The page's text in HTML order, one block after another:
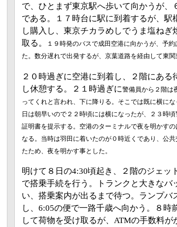
で、ひとまず東京駅へ歩いて向かうが、
である。１７時台に駅に到着するが、駅
し購入し、東京チカラめしでうま塩ねぎ
取る。
１９時発のバスで成田空港に向かうが、予約
た。数分遅れで出発するが、京葉道路を経由して東関
２０時過ぎに空港に到着し、２階にある
し休憩する。２１時過ぎに警備員から ２階は
ってくれと言われ、下に降りる。そこでは既に横に
日は朝早いので２２時頃には横になったが、２３時
証明書を提示する。空港のターミナルで夜を明かすの
なる。当時は羽田に着いたのが０時近くであり、公共
たため、夜を明かす事とした。
明けて８日の4:30頃起き、２階のジェッ
で搭乗手続を行う。トランクと大きなバ
い、搭乗案内が出るまで待つ。ランプバ
し、6:05の便で一路千歳へ向かう。８時
して荷物を受け取るが、ATMの手数料が